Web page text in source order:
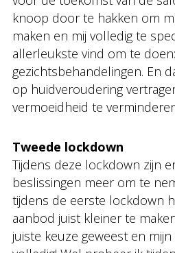
knoop door te hakken om
maken en mij volledig te
allerleukste vind om te
gezichtsbehandelingen. En
op huidveroudering
vermoeidheid te
Tweede lockdown
Tijdens deze lockdown zijn
beslissingen meer om te
tijdens de eerste lockdown
aanbod juist kleiner te
juiste keuze geweest en